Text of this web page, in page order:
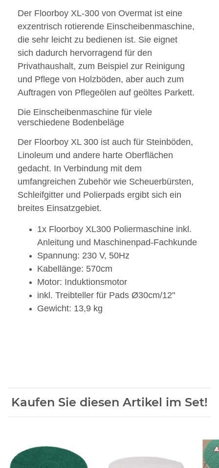
Der Floorboy XL-300 von Overmat ist eine
exzentrisch rotierende Einscheibenmaschine,
die sehr leicht zu bedienen ist. Sie eignet
sich dadurch hervorragend für den
Privathaushalt, zum Beispiel zur Reinigung
und Pflege von Holzböden, aber auch zum
Auftragen von Pflegeölen auf geöltes Parkett.
Die Einscheibenmaschine für viele
verschiedene Bodenbeläge
Der Floorboy XL 300 ist auch für Steinböden,
Linoleum und andere harte Oberflächen
gedacht. In Verbindung mit dem
umfangreichen Zubehör wie Scheuerbürsten,
Schleifgitter und Polierpads ergibt sich ein
breites Einsatzgebiet.
1x Floorboy XL300 Poliermaschine inkl.
Anleitung und Maschinenpad-Fachkunde
Spannung: 230 V, 50Hz
Kabellänge: 570cm
Motor: Induktionsmotor
inkl. Treibteller für Pads Ø30cm/12"
Gewicht: 13,9 kg
Kaufen Sie diesen Artikel im Set!